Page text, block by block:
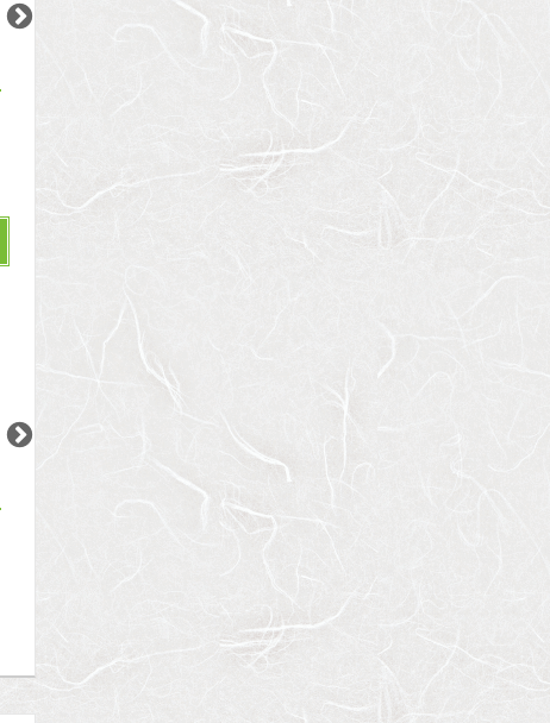
32.0
更新 08/08
JR京浜東北線
間取り：1K
賃料：10.0
賃料：
〜
ワンルーフレジデンス中野
更新 08/08
JR山手線
『五反田駅』徒歩